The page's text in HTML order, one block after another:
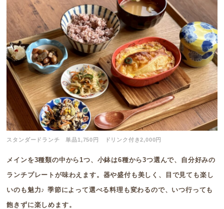
スタンダードランチ 単品1,750円 ドリンク付き2,000円
メインを3種類の中から1つ、小鉢は6種から3つ選んで、自分好みの
ランチプレートが味わえます。器や盛付も美しく、目で見ても楽し
いのも魅力♪ 季節によって選べる料理も変わるので、いつ行っても
飽きずに楽しめます。